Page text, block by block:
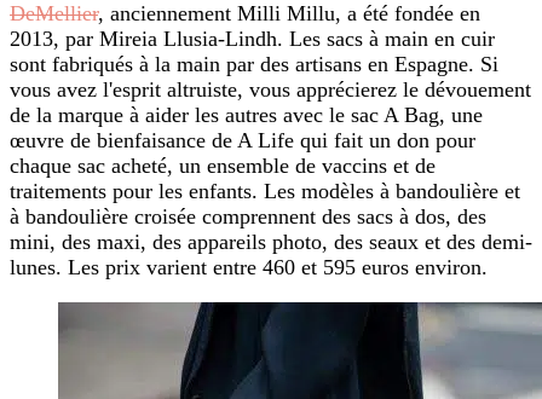
DeMellier, anciennement Milli Millu, a été fondée en
2013, par Mireia Llusia-Lindh. Les sacs à main en cuir
sont fabriqués à la main par des artisans en Espagne. Si
vous avez l'esprit altruiste, vous apprécierez le dévouement
de la marque à aider les autres avec le sac A Bag, une
œuvre de bienfaisance de A Life qui fait un don pour
chaque sac acheté, un ensemble de vaccins et de
traitements pour les enfants. Les modèles à bandoulière et
à bandoulière croisée comprennent des sacs à dos, des
mini, des maxi, des appareils photo, des seaux et des demi-
lunes. Les prix varient entre 460 et 595 euros environ.